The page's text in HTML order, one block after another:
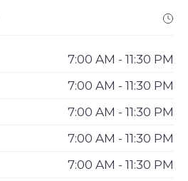
7:00 AM - 11:30 PM
7:00 AM - 11:30 PM
7:00 AM - 11:30 PM
7:00 AM - 11:30 PM
7:00 AM - 11:30 PM